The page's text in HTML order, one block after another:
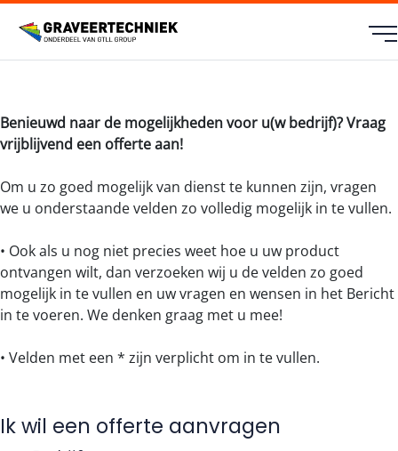
Benieuwd naar de mogelijkheden voor u(w bedrijf)? Vraag
vrijblijvend een offerte aan!
Om u zo goed mogelijk van dienst te kunnen zijn, vragen
we u onderstaande velden zo volledig mogelijk in te vullen.
• Ook als u nog niet precies weet hoe u uw product
ontvangen wilt, dan verzoeken wij u de velden zo goed
mogelijk in te vullen en uw vragen en wensen in het Bericht
in te voeren. We denken graag met u mee!
• Velden met een * zijn verplicht om in te vullen.
Ik wil een offerte aanvragen